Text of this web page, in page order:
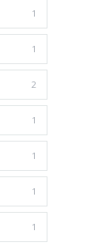
1
1
2
1
1
1
1